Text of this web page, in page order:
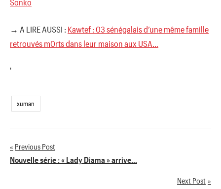
Sonko
→ A LIRE AUSSI : Kawtef : 03 sénégalais d’une même famille
retrouvés m0rts dans leur maison aux USA…
'
xuman
Navigation
Previous Post
Nouvelle série : « Lady Diama » arrive…
Next Post